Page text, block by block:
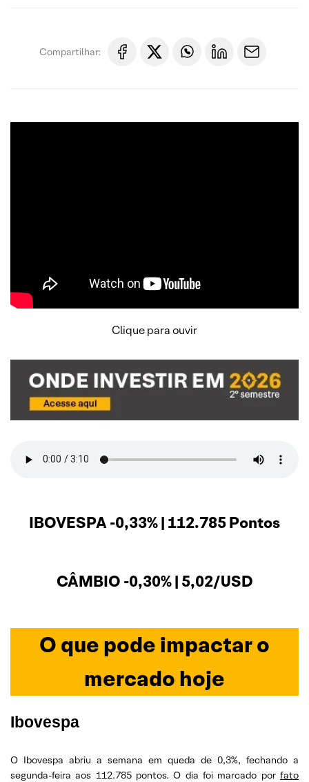
Compartilhar:
Clique para ouvir
IBOVESPA -0,33% | 112.785 Pontos
CÂMBIO -0,30% | 5,02/USD
O que pode impactar o
mercado hoje
Ibovespa
O Ibovespa abriu a semana em queda de 0,3%, fechando a
segunda-feira aos 112.785 pontos. O dia foi marcado por fato